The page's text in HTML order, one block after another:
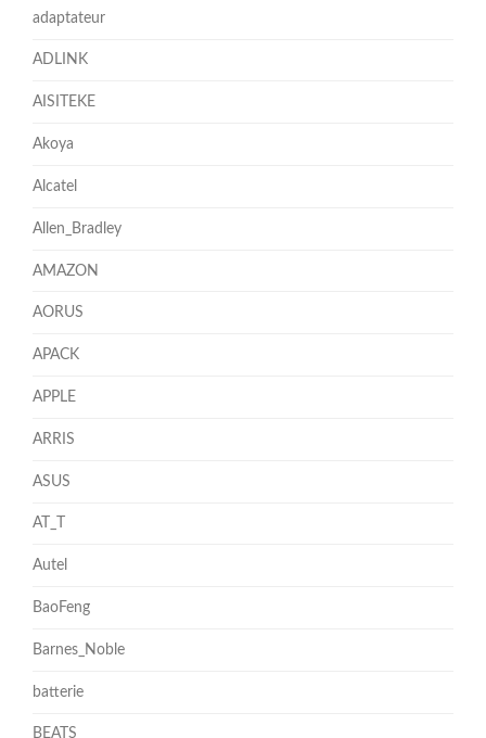
adaptateur
ADLINK
AISITEKE
Akoya
Alcatel
Allen_Bradley
AMAZON
AORUS
APACK
APPLE
ARRIS
ASUS
AT_T
Autel
BaoFeng
Barnes_Noble
batterie
BEATS